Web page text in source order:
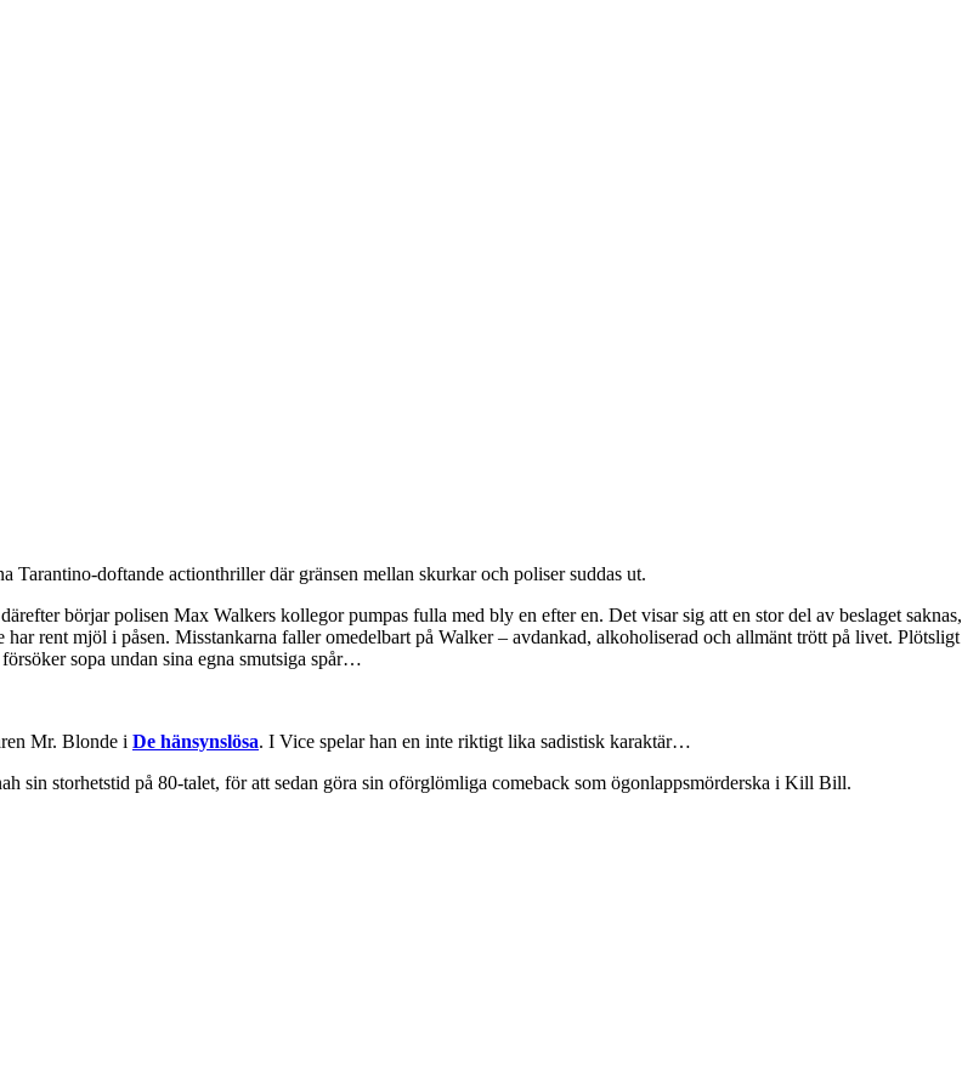
doftande actionthriller där gränsen mellan skurkar och poliser suddas ut.
börjar polisen Max Walkers kollegor pumpas fulla med bly en efter en. Det visar sig att en stor del av beslaget saknas,
rent mjöl i påsen. Misstankarna faller omedelbart på Walker – avdankad, alkoholiserad och allmänt trött på livet. Plötsligt
sopa undan sina egna smutsiga spår…
Mr. Blonde i De hänsynslösa. I Vice spelar han en inte riktigt lika sadistisk karaktär…
sin storhetstid på 80-talet, för att sedan göra sin oförglömliga comeback som ögonlappsmörderska i Kill Bill.